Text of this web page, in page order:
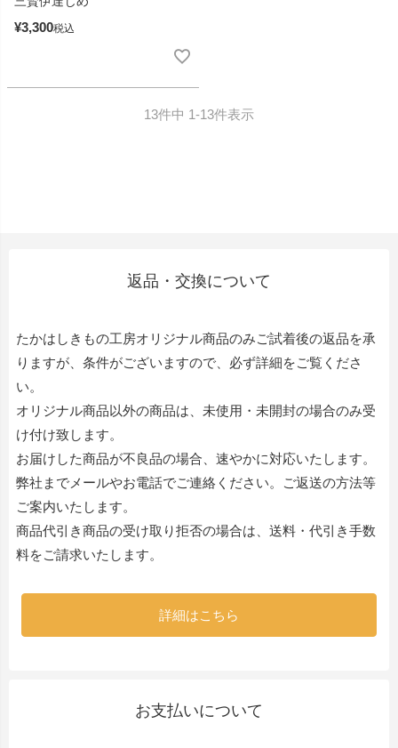
¥3,300税込
13件中 1-13件表示
返品・交換について
たかはしきもの工房オリジナル商品のみご試着後の返品を承
りますが、条件がございますので、必ず詳細をご覧くださ
い。
オリジナル商品以外の商品は、未使用・未開封の場合のみ受
け付け致します。
お届けした商品が不良品の場合、速やかに対応いたします。
弊社までメールやお電話でご連絡ください。ご返送の方法等
ご案内いたします。
商品代引き商品の受け取り拒否の場合は、送料・代引き手数
料をご請求いたします。
詳細はこちら
お支払いについて